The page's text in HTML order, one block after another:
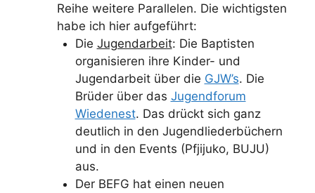
Reihe weitere Parallelen. Die wichtigsten
habe ich hier aufgeführt:
Die Jugendarbeit: Die Baptisten
organisieren ihre Kinder- und
Jugendarbeit über die GJW’s. Die
Brüder über das Jugendforum
Wiedenest. Das drückt sich ganz
deutlich in den Jugendliederbüchern
und in den Events (Pfjijuko, BUJU)
aus.
Der BEFG hat einen neuen